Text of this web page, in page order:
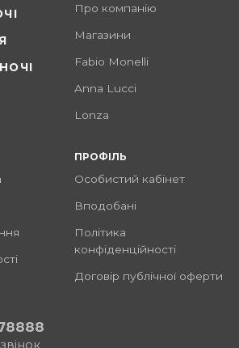
Про компанію
Магазини
Fabio Monelli
Anna Lucci
Lonza
ПРОФІЛЬ
Особистий кабінет
Вподобані
Політика
конфіденційності
Договір публічної оферти